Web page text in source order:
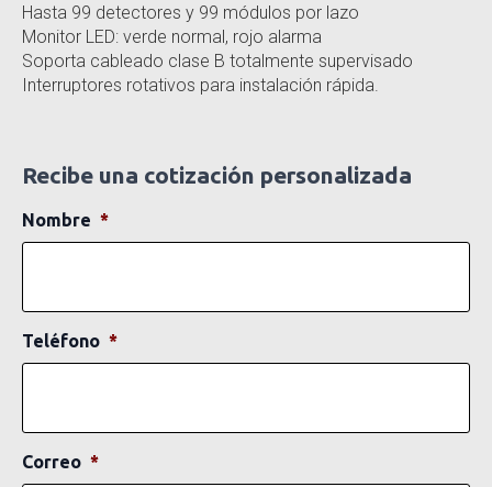
Hasta 99 detectores y 99 módulos por lazo
Monitor LED: verde normal, rojo alarma
Soporta cableado clase B totalmente supervisado
Interruptores rotativos para instalación rápida.
Recibe una cotización personalizada
Nombre *
Teléfono *
Correo *